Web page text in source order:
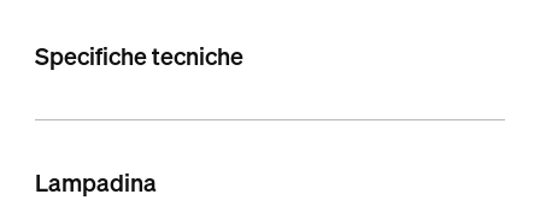
Specifiche tecniche
Lampadina